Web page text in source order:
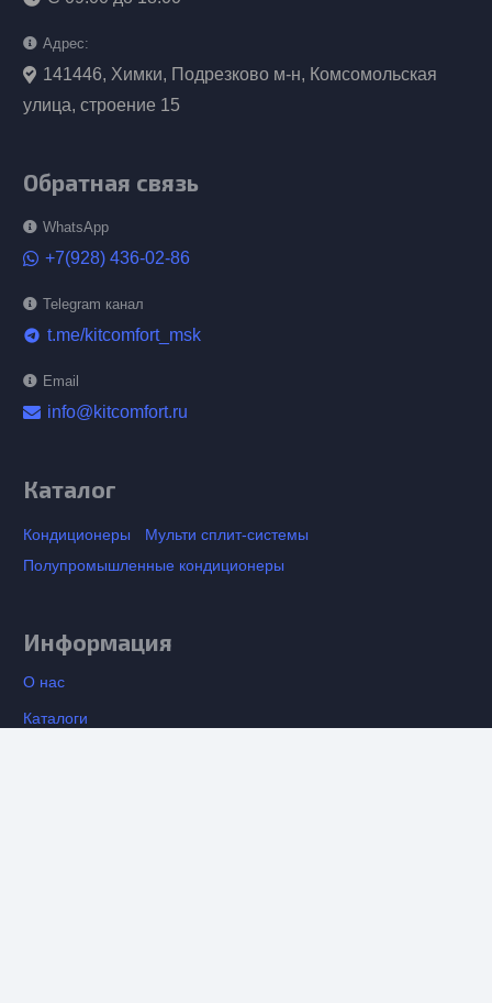
Адрес:
141446, Химки, Подрезково м-н, Комсомольская
улица, строение 15
Обратная связь
WhatsApp
+7(928) 436-02-86
Telegram канал
telegram t.me/kitcomfort_msk
Email
info@kitcomfort.ru
Каталог
Кондиционеры
Мульти сплит-системы
Полупромышленные кондиционеры
Информация
О нас
Каталоги